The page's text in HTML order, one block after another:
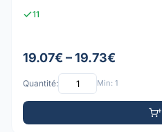
11
19.07€ – 19.73€
Quantité: Min: 1